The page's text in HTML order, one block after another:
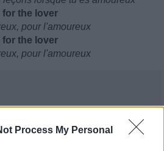
Process My Personal
for the lover
pour l'amoureux
for the lover
pour l'amoureux